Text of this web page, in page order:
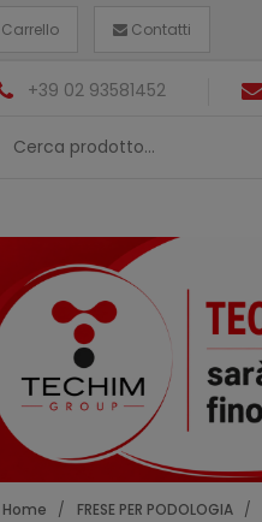
Carrello Contatti
+39 02 93581452
Home FRESE PER PODOLOGIA